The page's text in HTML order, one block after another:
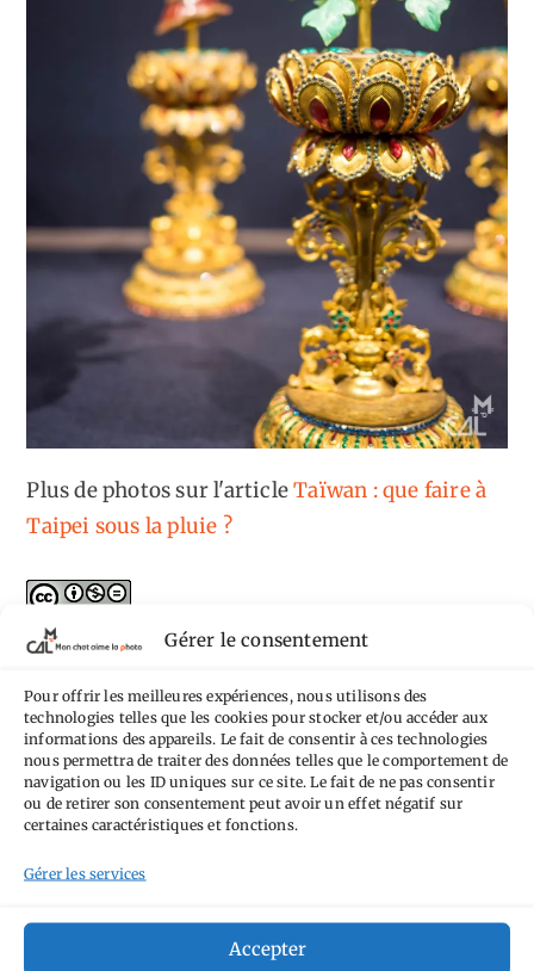
Gérer le consentement
Pour offrir les meilleures expériences, nous utilisons des
technologies telles que les cookies pour stocker et/ou accéder aux
informations des appareils. Le fait de consentir à ces technologies
nous permettra de traiter des données telles que le comportement de
navigation ou les ID uniques sur ce site. Le fait de ne pas consentir
ou de retirer son consentement peut avoir un effet négatif sur
certaines caractéristiques et fonctions.
Gérer les services
Accepter
Plus de photos sur l'articleTaïwan : que faire à
Taipei sous la pluie ?
L'ensemble des photographiesdeMon Chat
termes de lalicence Creative Commons
Attribution - Pas d'Utilisation Commerciale -
Pas de Modification 4.0 International.
Fondé(e) sur une œuvre dehttps://mcalp.fr.